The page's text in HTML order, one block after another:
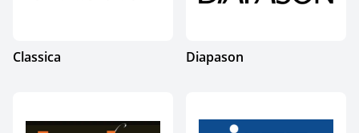
Classica Diapason